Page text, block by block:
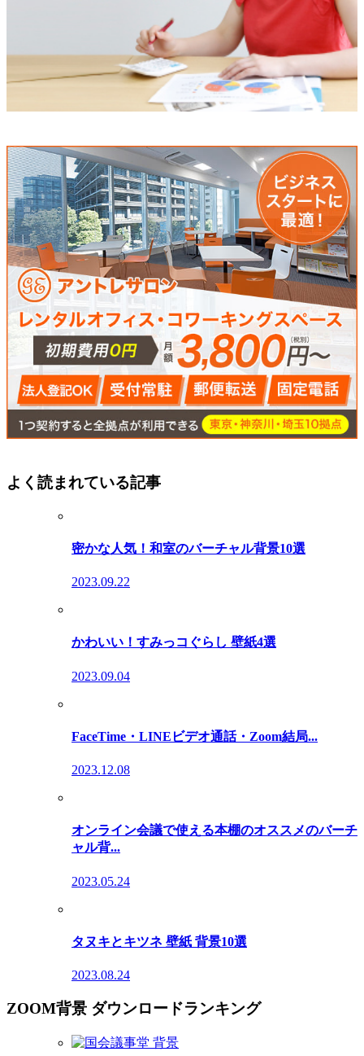
よく読まれている記事
密かな人気！和室のバーチャル背景10選
2023.09.22
かわいい！すみっコぐらし 壁紙4選
2023.09.04
FaceTime・LINEビデオ通話・Zoom結局...
2023.12.08
オンライン会議で使える本棚のオススメのバーチ
ャル背...
2023.05.24
タヌキとキツネ 壁紙 背景10選
2023.08.24
ZOOM背景 ダウンロードランキング